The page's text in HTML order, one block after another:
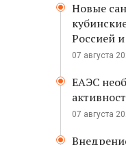
Новые
Россией
07 августа
ЕАЭС
07 августа